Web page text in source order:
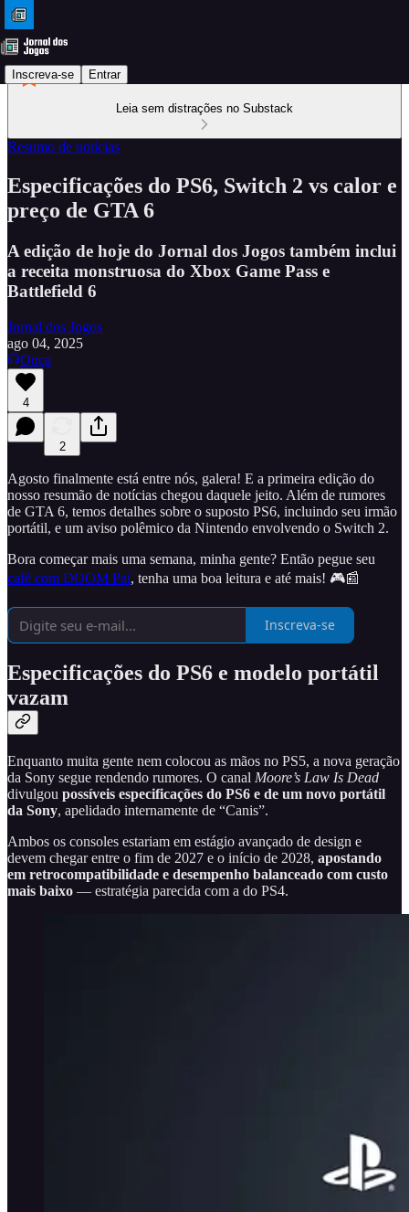
Inscreva-se Entrar
Leia sem distrações no Substack
Resumo de notícias
Especificações do PS6, Switch 2 vs calor e
preço de GTA 6
A edição de hoje do Jornal dos Jogos também inclui
a receita monstruosa do Xbox Game Pass e
Battlefield 6
Jornal dos Jogos
ago 04, 2025
Ouça
4
2
Agosto finalmente está entre nós, galera! E a primeira edição do
nosso resumão de notícias chegou daquele jeito. Além de rumores
de GTA 6, temos detalhes sobre o suposto PS6, incluindo seu irmão
portátil, e um aviso polêmico da Nintendo envolvendo o Switch 2.
Bora começar mais uma semana, minha gente? Então pegue seu
café com DOOM Pai, tenha uma boa leitura e até mais! 🎮📰
Inscreva-se
Especificações do PS6 e modelo portátil
vazam
Enquanto muita gente nem colocou as mãos no PS5, a nova geração
da Sony segue rendendo rumores. O canal Moore’s Law Is Dead
divulgou possíveis especificações do PS6 e de um novo portátil
da Sony, apelidado internamente de “Canis”.
Ambos os consoles estariam em estágio avançado de design e
devem chegar entre o fim de 2027 e o início de 2028, apostando
em retrocompatibilidade e desempenho balanceado com custo
mais baixo — estratégia parecida com a do PS4.